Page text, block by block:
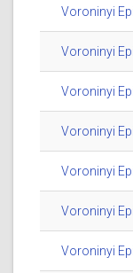
Voroninyi
Voroninyi
Voroninyi
Voroninyi
Voroninyi
Voroninyi
Voroninyi